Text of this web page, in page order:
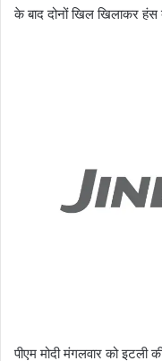
के बाद दोनों खिल खिलाकर हंस
पीएम मोदी मंगलवार को इटली